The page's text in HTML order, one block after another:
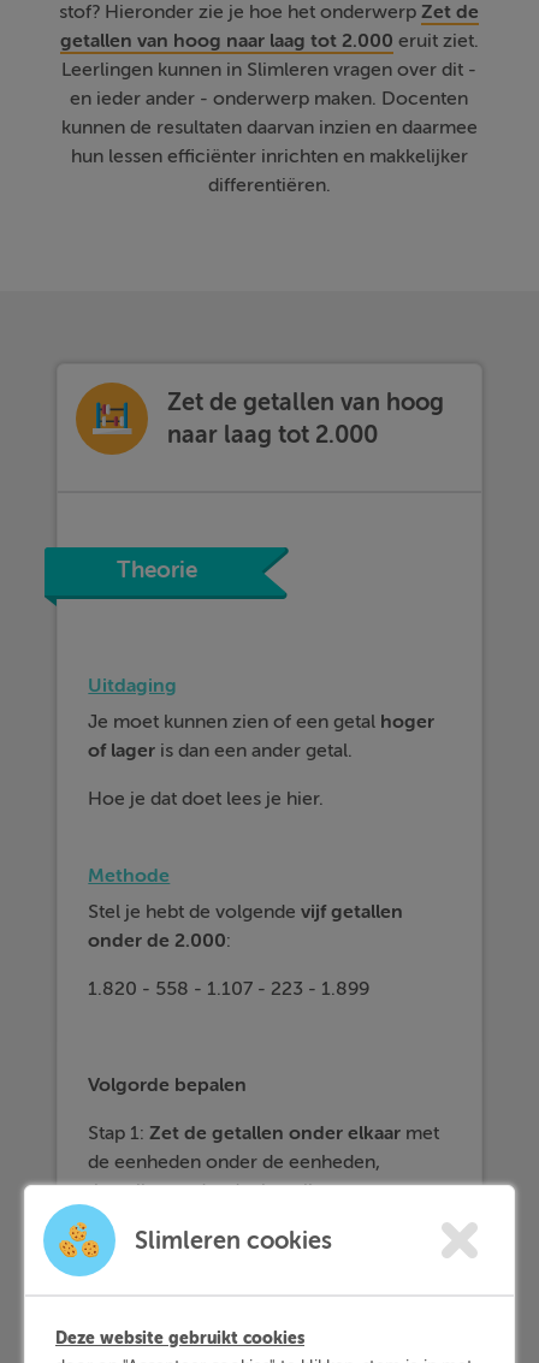
stof? Hieronder zie je hoe het onderwerpZet de
getallen van hoog naar laag tot 2.000 eruit ziet.
Leerlingen kunnen in Slimleren vragen over dit -
en ieder ander - onderwerp maken. Docenten
kunnen de resultaten daarvan inzien en daarmee
hun lessen efficiënter inrichten en makkelijker
differentiëren.
Zet de getallen van hoog
naar laag tot 2.000
Theorie
Uitdaging
Je moet kunnen zien of een getal hoger
of lager is dan een ander getal.
Hoe je dat doet lees je hier.
Methode
Stel je hebt de volgendevijf getallen
onder de 2.000:
1.820 - 558 - 1.107 - 223 - 1.899
Volgorde bepalen
Stap 1:Zet de getallen onder elkaar met
de eenheden onder de eenheden,
tientallen onder de tientallen,
honderdtallen onder honderdtallen en
duizendtallen onder duizendtallen.
1.820
558
1.107
Slimleren cookies
Deze website gebruikt cookies